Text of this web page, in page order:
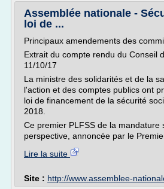
Assemblée nationale -
loi de ...
Principaux amendements des
Extrait du compte rendu du Conseil
11/10/17
La ministre des solidarités et de la
l'action et des comptes publics ont
loi de financement de la sécurité
2018.
Ce premier PLFSS de la mandature
perspective, annoncée par le
Lire la suite
Site : http://www.assemblee-